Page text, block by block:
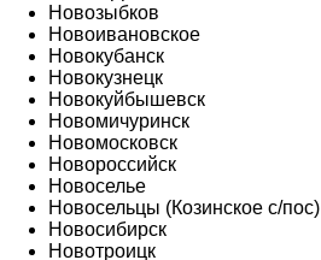
Новозыбков
Новоивановское
Новокубанск
Новокузнецк
Новокуйбышевск
Новомичуринск
Новомосковск
Новороссийск
Новоселье
Новосельцы (Козинское с/пос)
Новосибирск
Новотроицк